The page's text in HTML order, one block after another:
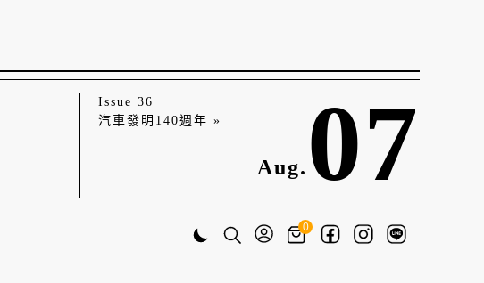
Issue 36
汽車發明140週年 »
Aug. 07
0